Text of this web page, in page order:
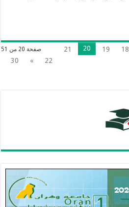
صفحة 20 من 51 18
19
20
21
22
»
30